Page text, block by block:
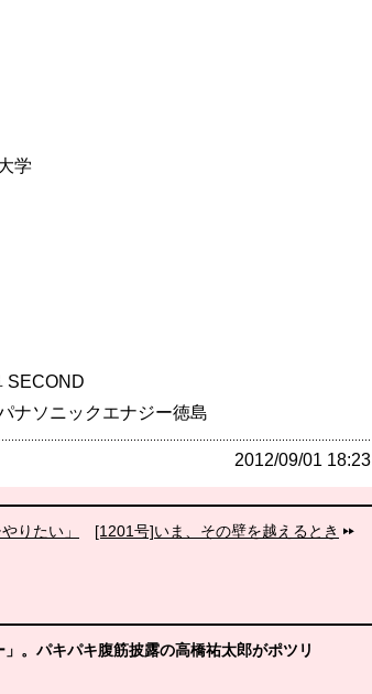
学
SECOND
ナソニックエナジー徳島
2012/09/01 18:23
りたい」 [1201号]いま、その壁を越えるとき
。パキパキ腹筋披露の高橋祐太郎がポツリ